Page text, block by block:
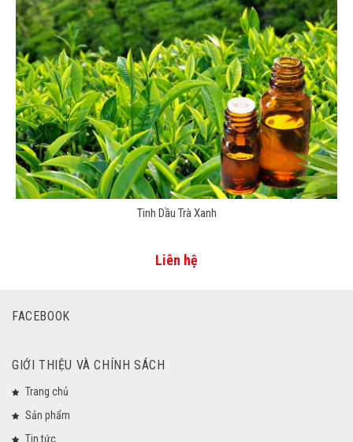
Tinh Dầu Trà Xanh
Liên hệ
FACEBOOK
GIỚI THIỆU VÀ CHÍNH SÁCH
Trang chủ
Sản phẩm
Tin tức